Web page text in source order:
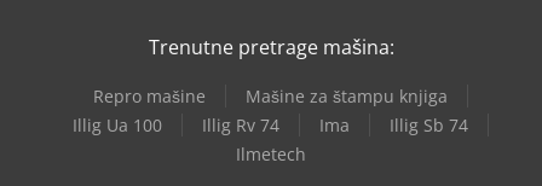
Trenutne pretrage mašina:
Repro mašine
Mašine za štampu knjiga
Illig Ua 100
Illig Rv 74 Ima
Illig Sb 74
Ilmetech